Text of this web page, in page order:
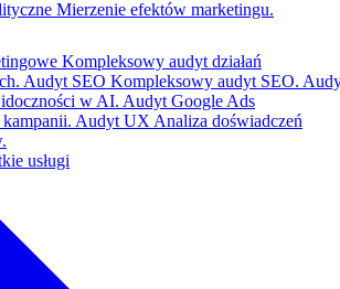
Mierzenie efektów marketingu.
Kompleksowy audyt działań
Audyt SEO Kompleksowy audyt SEO.
w AI. Audyt Google Ads
Audyt UX Analiza doświadczeń
usługi